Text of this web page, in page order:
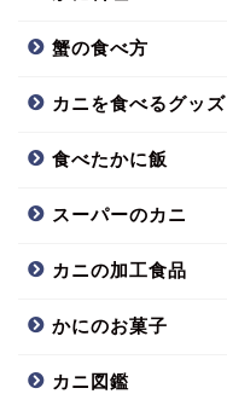
蟹の食べ方
カニを食べるグッズ
食べたかに飯
スーパーのカニ
カニの加工食品
かにのお菓子
カニ図鑑